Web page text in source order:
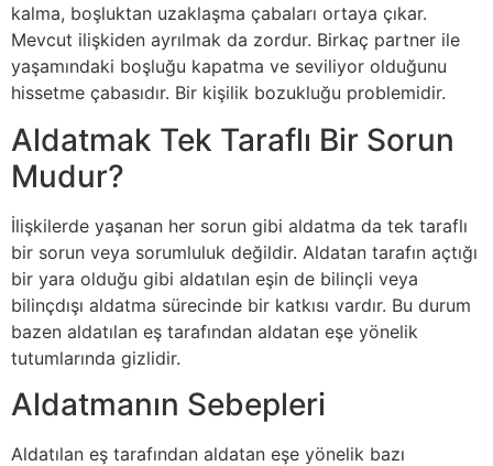
kalma, boşluktan uzaklaşma çabaları ortaya çıkar.
Mevcut ilişkiden ayrılmak da zordur. Birkaç partner ile
yaşamındaki boşluğu kapatma ve seviliyor olduğunu
hissetme çabasıdır. Bir kişilik bozukluğu problemidir.
Aldatmak Tek Taraflı Bir Sorun
Mudur?
İlişkilerde yaşanan her sorun gibi aldatma da tek taraflı
bir sorun veya sorumluluk değildir. Aldatan tarafın açtığı
bir yara olduğu gibi aldatılan eşin de bilinçli veya
bilinçdışı aldatma sürecinde bir katkısı vardır. Bu durum
bazen aldatılan eş tarafından aldatan eşe yönelik
tutumlarında gizlidir.
Aldatmanın Sebepleri
Aldatılan eş tarafından aldatan eşe yönelik bazı